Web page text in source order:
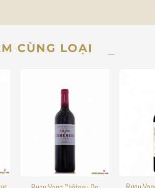
CÙNG LOẠI